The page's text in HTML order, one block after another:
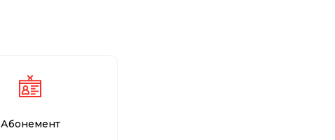
Абонемент